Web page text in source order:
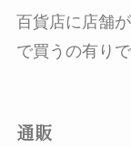
百貨店に店舗
で買うの有りで
通販